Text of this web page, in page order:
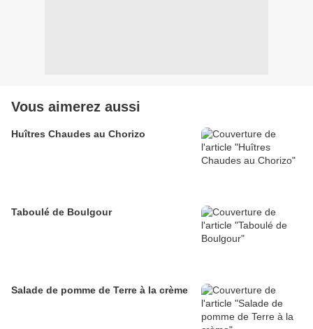
Vous aimerez aussi
Huîtres Chaudes au Chorizo
Taboulé de Boulgour
Salade de pomme de Terre à la crème